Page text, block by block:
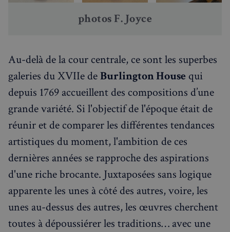
photos F. Joyce
Au-delà de la cour centrale, ce sont les superbes
galeries du XVIIe deBurlington House qui
depuis 1769 accueillent des compositions d’une
grande variété. Si l'objectif de l'époque était de
réunir et de comparer les différentes tendances
artistiques du moment, l'ambition de ces
dernières années se rapproche des aspirations
d'une riche brocante. Juxtaposées sans logique
apparente les unes à côté des autres, voire, les
unes au-dessus des autres, les œuvres cherchent
toutes à dépoussiérer les traditions… avec une